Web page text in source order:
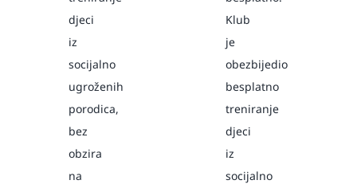
djeci
iz
socijalno
ugroženih
porodica,
bez
obzira
na
Klub
je
obezbijedio
besplatno
treniranje
djeci
iz
socijalno